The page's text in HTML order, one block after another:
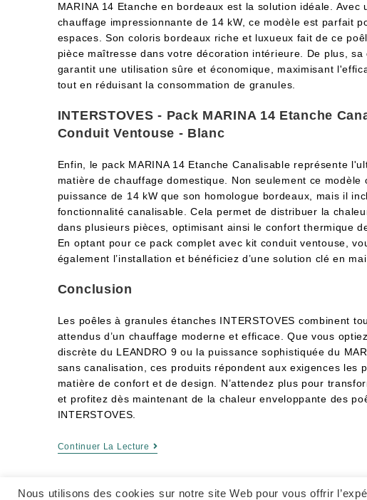
MARINA 14 Etanche en bordeaux est la solution idéale. Avec
chauffage impressionnante de 14 kW, ce modèle est parfait
espaces. Son coloris bordeaux riche et luxueux fait de ce
pièce maîtresse dans votre décoration intérieure. De plus, sa
garantit une utilisation sûre et économique, maximisant
tout en réduisant la consommation de granules.
INTERSTOVES - Pack MARINA 14 Etanche
Conduit Ventouse - Blanc
Enfin, le pack MARINA 14 Etanche Canalisable représente
matière de chauffage domestique. Non seulement ce modèle
puissance de 14 kW que son homologue bordeaux, mais il
fonctionnalité canalisable. Cela permet de distribuer la
dans plusieurs pièces, optimisant ainsi le confort thermique
En optant pour ce pack complet avec kit conduit ventouse,
également l’installation et bénéficiez d’une solution clé en
Conclusion
Les poêles à granules étanches INTERSTOVES combinent
attendus d’un chauffage moderne et efficace. Que vous
discrète du LEANDRO 9 ou la puissance sophistiquée du
sans canalisation, ces produits répondent aux exigences les
matière de confort et de design. N’attendez plus pour
et profitez dès maintenant de la chaleur enveloppante des
INTERSTOVES.
Continuer La Lecture
Nous utilisons des cookies sur notre site Web pour vous offrir